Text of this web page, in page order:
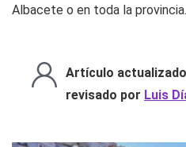
Albacete o en toda la provincia.
Artículo
revisado por Luis